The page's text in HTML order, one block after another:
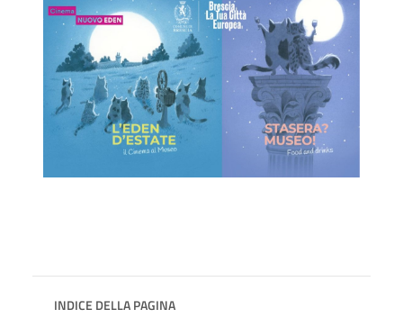
INDICE DELLA PAGINA